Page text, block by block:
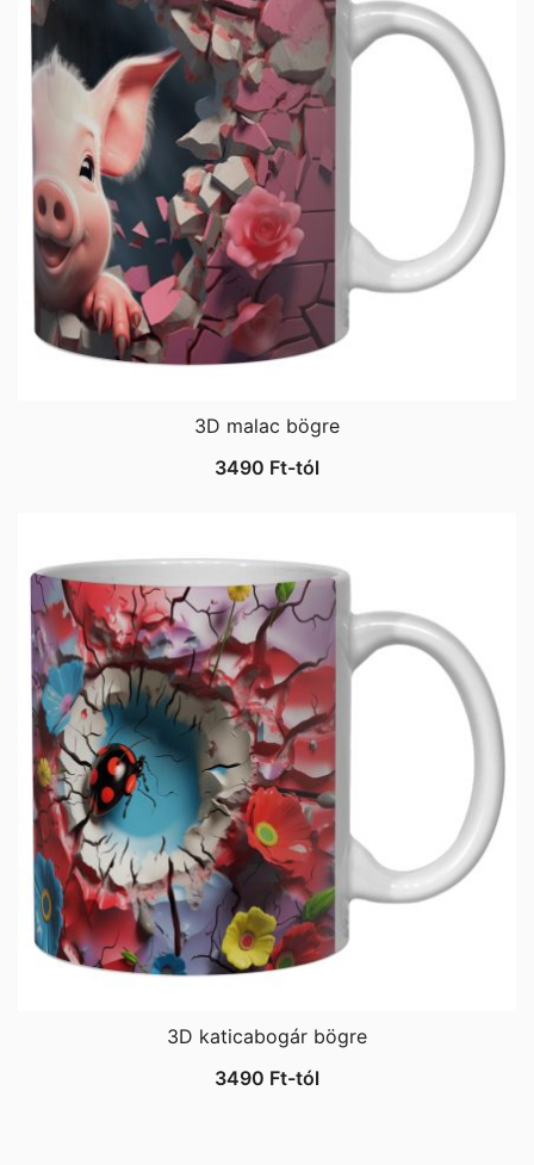
3D malac bögre
3490 Ft-tól
3D katicabogár bögre
3490 Ft-tól